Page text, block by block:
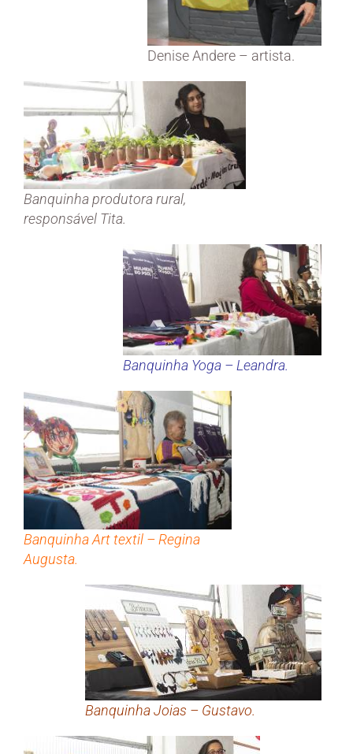
Denise Andere – artista.
Banquinha produtora rural,
responsável Tita.
Banquinha Yoga – Leandra.
Banquinha Art textil – Regina
Augusta.
Banquinha Joias – Gustavo.